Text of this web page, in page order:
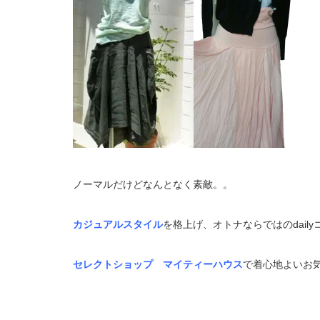
ノーマルだけどなんとなく素敵。。
カジュアルスタイルを格上げ、オトナならではのdaily
セレクトショップ マイティーハウスで着心地よいお